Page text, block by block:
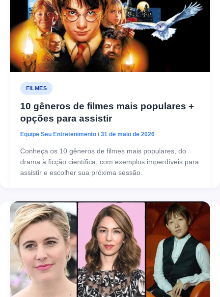
FILMES
10 gêneros de filmes mais populares +
opções para assistir
Equipe Seu Entretenimento / 31 de maio de 2026
Conheça os 10 gêneros de filmes mais populares, do
drama à ficção científica, com exemplos imperdíveis para
assistir e escolher sua próxima sessão.